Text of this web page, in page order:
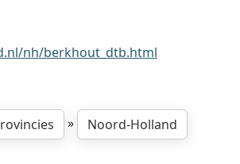
nh/berkhout_dtb.html
» Noord-Holland